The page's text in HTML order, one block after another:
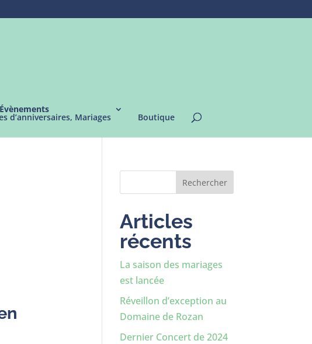
Évènements
d’anniversaires, Mariages Boutique
Rechercher
Articles
récents
La saison des mariages
est lancée
Réveillon d’exception au
Domaine de Rozan
Dernier Concert de 2024